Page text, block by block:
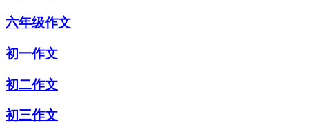
六年级作文
初一作文
初二作文
初三作文